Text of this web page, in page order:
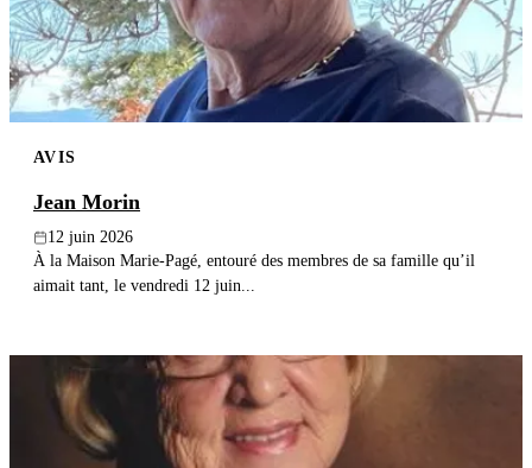
AVIS
Jean Morin
12 juin 2026
À la Maison Marie-Pagé, entouré des membres de sa famille qu’il
aimait tant, le vendredi 12 juin...